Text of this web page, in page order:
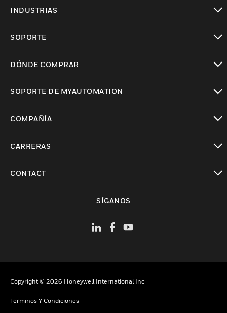
INDUSTRIAS
SOPORTE
DÓNDE COMPRAR
SOPORTE DE MYAUTOMATION
COMPAÑÍA
CARRERAS
CONTACT
SÍGANOS
Copyright © 2026 Honeywell International Inc
Términos Y Condiciones